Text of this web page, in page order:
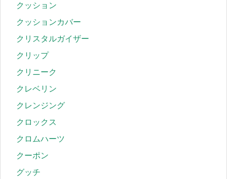
クッション
クッションカバー
クリスタルガイザー
クリップ
クリニーク
クレベリン
クレンジング
クロックス
クロムハーツ
クーポン
グッチ